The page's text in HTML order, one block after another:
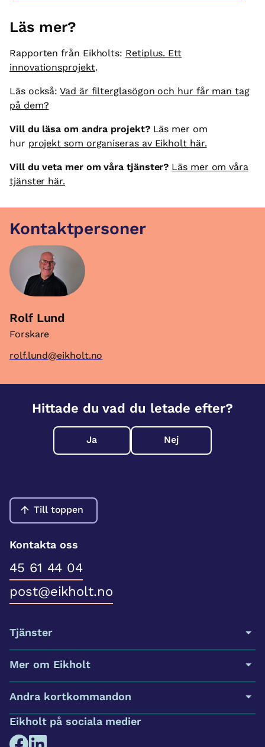
Läs mer?
Rapporten från Eikholts: Retiplus. Ett
innovationsprojekt.
Läs också:Vad är filterglasögon och hur får man tag
på dem?
Vill du läsa om andra projekt?Läs mer om
hur projekt som organiseras av Eikholt här.
Vill du veta mer om våra tjänster? Läs mer om våra
tjänster här.
Kontaktpersoner
Rolf Lund
Forskare
rolf.lund@eikholt.no
Hittade du vad du letade efter?
Ja Nej
Till toppen
Kontakta oss
45 61 44 04
post@eikholt.no
Tjänster
Mer om Eikholt
Andra kortkommandon
Eikholt på sociala medier